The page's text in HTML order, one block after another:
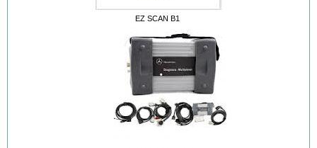
EZ SCAN B1